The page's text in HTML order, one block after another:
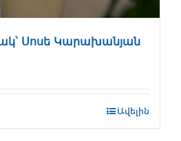
Սոսե Կարախանյան
Ավելին